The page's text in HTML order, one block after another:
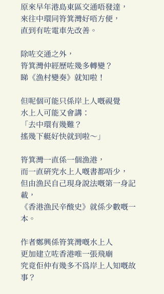
原來早年港島東區交通唔發達，
來往中環同筲箕灣好唔方便，
直到有咗電車先改善。
除咗交通之外，
筲箕灣仲經歷咗幾多轉變？
睇《漁村變奏》就知啦！
但呢個可能只係岸上人嘅視覺
水上人可能又會講：
「去中環有幾難？
搖幾下艇好快就到啦～」
筲箕灣一直係一個漁港，
而一直研究水上人嘅書都唔少，
但由漁民自己現身說法嘅第一身記
載，
《香港漁民辛酸史》就係少數嘅一
本。
作者鄭興係筲箕灣嘅水上人
更加建立咗香港唯一張飛廟
究竟佢仲有幾多不為岸上人知嘅故
事？